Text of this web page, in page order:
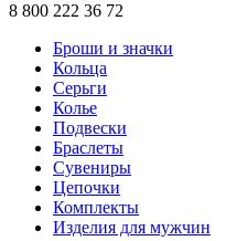
8 800 222 36 72
Броши и значки
Кольца
Серьги
Колье
Подвески
Браслеты
Сувениры
Цепочки
Комплекты
Изделия для мужчин